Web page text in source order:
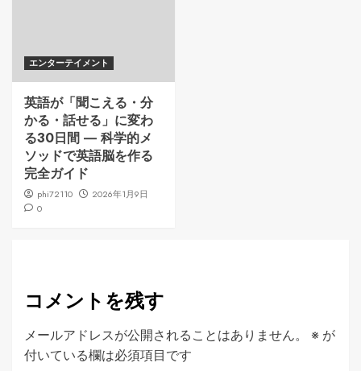
エンターテイメント
英語が「聞こえる・分
かる・話せる」に変わ
る30日間 ― 科学的メ
ソッドで英語脳を作る
完全ガイド
phi72110
2026年1月9日
0
コメントを残す
メールアドレスが公開されることはありません。 ※ が
付いている欄は必須項目です